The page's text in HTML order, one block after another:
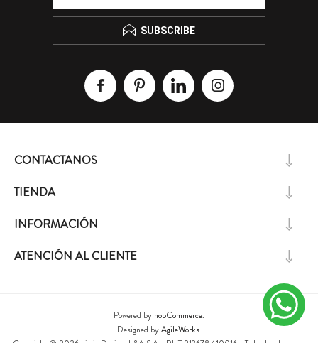
SUBSCRIBE
CONTACTANOS
TIENDA
INFORMACIÓN
ATENCIÓN AL CLIENTE
Powered by nopCommerce.
Designed byAgileWorks.